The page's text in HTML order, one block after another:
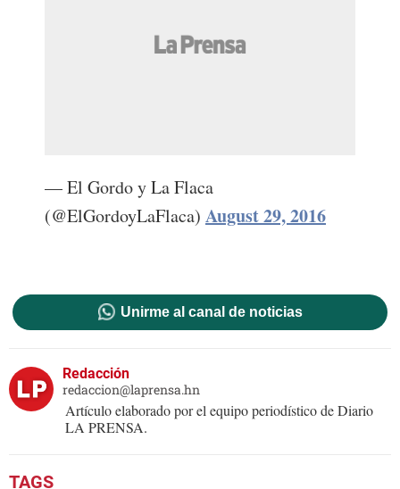
— El Gordo y La Flaca
(@ElGordoyLaFlaca) August 29, 2016
Unirme al canal de noticias
Redacción
redaccion@laprensa.hn
Artículo elaborado por el equipo periodístico de Diario
LA PRENSA.